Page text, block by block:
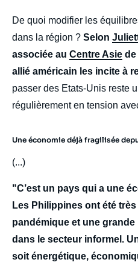
De quoi modifier les
dans la région ? Selon
associée au Centre Asie de
allié américain les incite à
passer des Etats-Unis reste
régulièrement en tension
Une économie déjà fragilisée
(...)
"C’est un pays qui a une
Les Philippines ont été
pandémique et une grande
dans le secteur informel.
soit énergétique,